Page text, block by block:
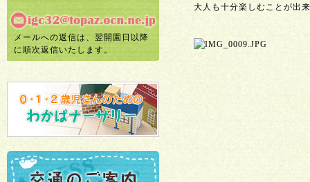
メールへの返信は、翌開園日以降
に順次返信いたします。
大人も十分楽しむことが出